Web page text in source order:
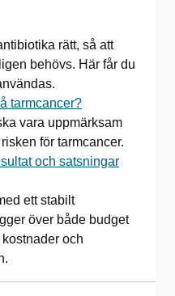
rätt, så att
behövs. Här får du
tarmcancer?
vara uppmärksam
för tarmcancer.
och satsningar
ett stabilt
över både budget
och